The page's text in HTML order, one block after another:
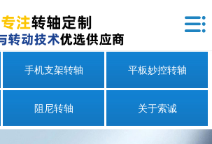
手机支架转轴 平板妙控转轴
阻尼转轴 关于索诚